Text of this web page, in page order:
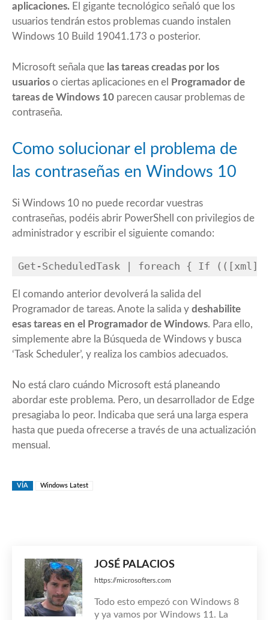
aplicaciones. El gigante tecnológico señaló que los
usuarios tendrán estos problemas cuando instalen
Windows 10 Build 19041.173 o posterior.
Microsoft señala que las tareas creadas por los
usuarios o ciertas aplicaciones en el
Programador de
tareas de Windows 10 parecen causar problemas de
contraseña.
Como solucionar el problema de
las contraseñas en Windows 10
Si Windows 10 no puede recordar vuestras
contraseñas, podéis abrir PowerShell con privilegios de
administrador y escribir el siguiente comando:
Get-ScheduledTask | foreach { If
El comando anterior devolverá la salida del
Programador de tareas. Anote la salida y deshabilite
esas tareas en el Programador de Windows. Para ello,
simplemente abre la Búsqueda de Windows y busca
‘Task Scheduler’, y realiza los cambios adecuados.
No está claro cuándo Microsoft está planeando
abordar este problema. Pero, un desarrollador de Edge
presagiaba lo peor. Indicaba que será una larga espera
hasta que pueda ofrecerse a través de una actualización
mensual.
VÍA Windows Latest
JOSÉ PALACIOS
https://microsofters.com
Todo esto empezó con Windows 8
y ya vamos por Windows 11. La